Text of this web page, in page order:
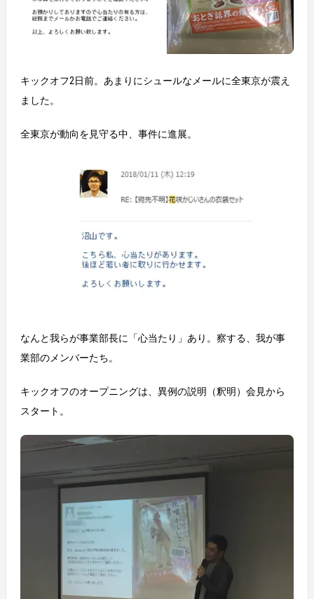
キックオフ2日前。あまりにシュールなメールに全東京が震え
ました。
全東京が動向を見守る中、事件に進展。
なんと我らが事業部長に「心当たり」あり。察する、我が事
業部のメンバーたち。
キックオフのオープニングは、異例の説明（釈明）会見から
スタート。